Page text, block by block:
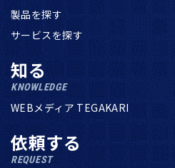
製品を探す
サービスを探す
知る
KNOWLEDGE
WEBメディア TEGAKARI
依頼する
REQUEST